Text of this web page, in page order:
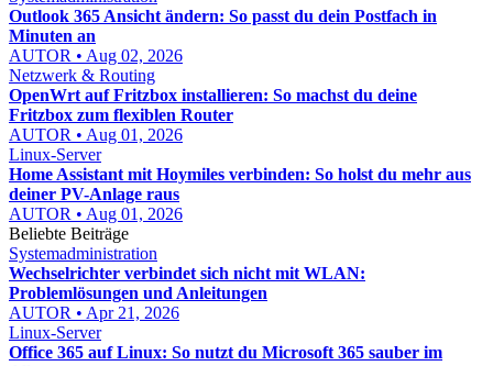
Outlook 365 Ansicht ändern: So passt du dein Postfach in
Minuten an
AUTOR • Aug 02, 2026
Netzwerk & Routing
OpenWrt auf Fritzbox installieren: So machst du deine
Fritzbox zum flexiblen Router
AUTOR • Aug 01, 2026
Linux-Server
Home Assistant mit Hoymiles verbinden: So holst du mehr aus
deiner PV-Anlage raus
AUTOR • Aug 01, 2026
Beliebte Beiträge
Systemadministration
Wechselrichter verbindet sich nicht mit WLAN:
Problemlösungen und Anleitungen
AUTOR • Apr 21, 2026
Linux-Server
Office 365 auf Linux: So nutzt du Microsoft 365 sauber im